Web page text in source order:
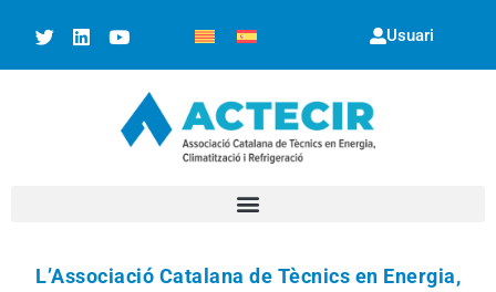
Usuari
L’Associació Catalana de Tècnics en Energia,